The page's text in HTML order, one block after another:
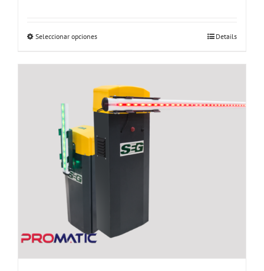
Seleccionar opcionesEste
tiene
variantes.
Las
opciones
pueden
elegir
Details